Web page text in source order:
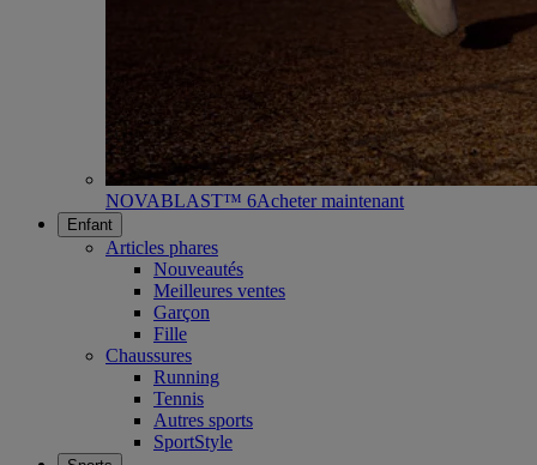
NOVABLAST™ 6Acheter maintenant
Enfant
Articles phares
Nouveautés
Meilleures ventes
Garçon
Fille
Chaussures
Running
Tennis
Autres sports
SportStyle